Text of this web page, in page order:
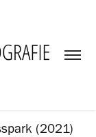
(2021)